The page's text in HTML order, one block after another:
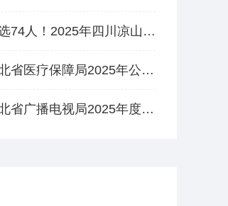
遴选74人！2025年四川凉山州州直机关公开遴选公务员
河北省医疗保障局2025年公开遴选公务员面试资格复审公告
河北省广播电视局2025年度公开遴选公务员资格复审公告